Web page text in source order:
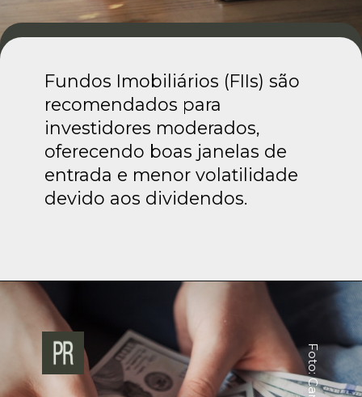
Fundos Imobiliários (FIIs) são
recomendados para
investidores moderados,
oferecendo boas janelas de
entrada e menor volatilidade
devido aos dividendos.
Foto: Canva